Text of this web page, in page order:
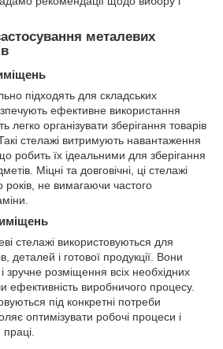
металевих
підходять для складських
ефективне використання
легко організувати зберігання товарів
Такі стелажі витримують навантаження
робить їх ідеальними для зберігання
Міцні та довговічні, ці стелажі
років, не вимагаючи частого
стелажі використовуються для
деталей і готової продукції. Вони
зручне розміщення всіх необхідних
ефективність виробничого процесу.
під конкретні потреби
оптимізувати робочі процеси і